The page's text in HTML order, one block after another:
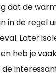
dat de
in de regel
Later
heb je